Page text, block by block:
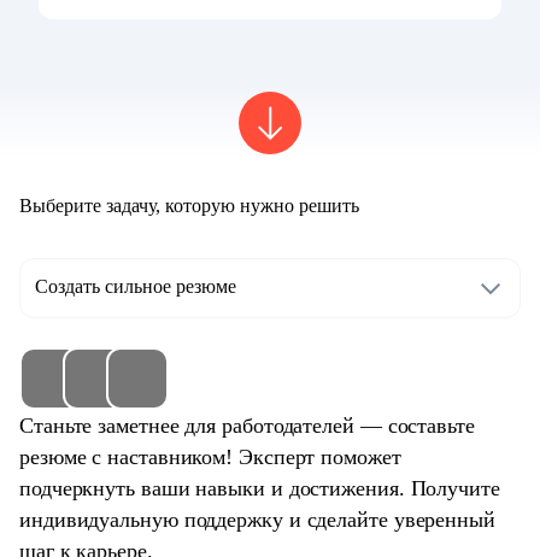
Выберите задачу, которую нужно решить
Создать сильное резюме
Станьте заметнее для работодателей — составьте
резюме с наставником! Эксперт поможет
подчеркнуть ваши навыки и достижения. Получите
индивидуальную поддержку и сделайте уверенный
шаг к карьере.